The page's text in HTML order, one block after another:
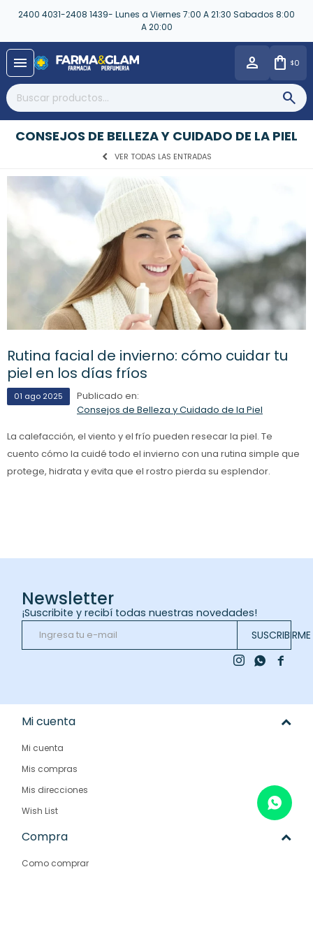
2400 4031-2408 1439- Lunes a Viernes 7:00 A 21:30 Sabados 8:00
A 20:00
menu $0
CONSEJOS DE BELLEZA Y CUIDADO DE LA PIEL
VER TODAS LAS ENTRADAS
Rutina facial de invierno: cómo cuidar tu
piel en los días fríos
01 ago 2025
Publicado en:
Consejos de Belleza y Cuidado de la Piel
La calefacción, el viento y el frío pueden resecar la piel. Te
cuento cómo la cuidé todo el invierno con una rutina simple que
protege, hidrata y evita que el rostro pierda su esplendor.
Newsletter
¡Suscribite y recibí todas nuestras novedades!
SUSCRIBIRME

 
Mi cuenta
Mi cuenta
Mis compras
Mis direcciones
Wish List
Compra
Como comprar